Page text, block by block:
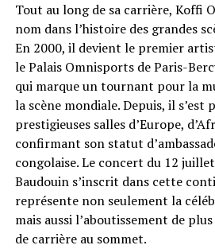
Tout au long de sa carrière, Koffi
nom dans l’histoire des grandes
En 2000, il devient le premier
le Palais Omnisports de Paris-
qui marque un tournant pour la
la scène mondiale. Depuis, il s’est
prestigieuses salles d’Europe,
confirmant son statut
congolaise. Le concert du 12
Baudouin s’inscrit dans cette
représente non seulement la
mais aussi l’aboutissement de
de carrière au sommet.